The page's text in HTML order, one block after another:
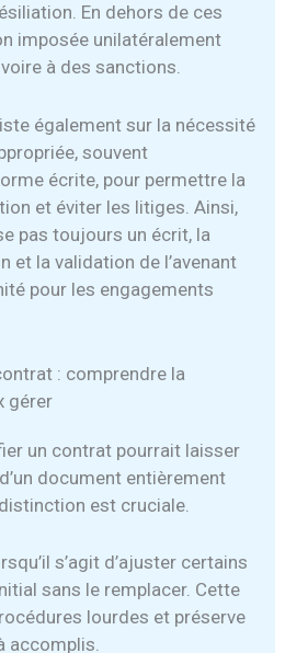
En dehors de ces
imposée unilatéralement
à des sanctions.
également sur la nécessité
souvent
écrite, pour permettre la
et éviter les litiges. Ainsi,
pas toujours un écrit, la
et la validation de l’avenant
pour les engagements
: comprendre la
gérer
un contrat pourrait laisser
document entièrement
est cruciale.
s’agit d’ajuster certains
sans le remplacer. Cette
lourdes et préserve
accomplis.